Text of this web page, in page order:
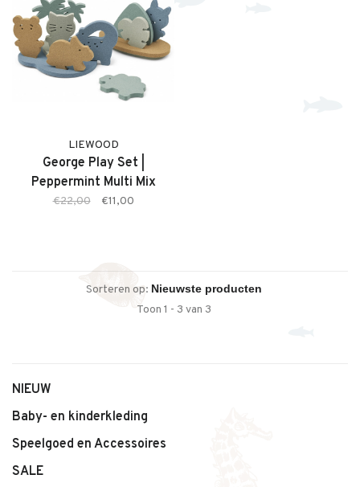
LIEWOOD
George Play Set |
Peppermint Multi Mix
€22,00 €11,00
Sorteren op:
Toon 1 - 3 van 3
NIEUW
Baby- en kinderkleding
Speelgoed en Accessoires
SALE